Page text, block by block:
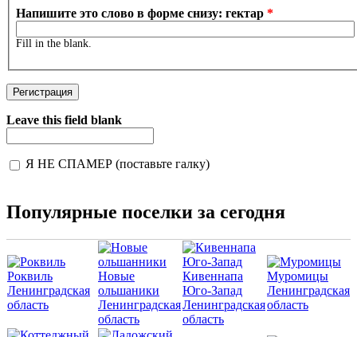
Напишите это слово в форме снизу: гектар *
Fill in the blank.
Leave this field blank
Я НЕ СПАМЕР (поставьте галку)
Популярные поселки за сегодня
Роквиль
Ленинградская
область
Новые
ольшаники
Ленинградская
область
Кивеннапа
Юго-Запад
Ленинградская
область
Муромицы
Ленинградская
область